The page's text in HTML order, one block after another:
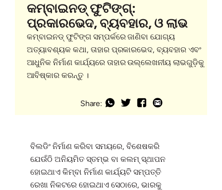
କମ୍ବାଇନଡ୍ ଫୁଟିଙ୍ଗ୍:
ପ୍ରକାରଭେଦ, ବ୍ୟବହାର, ଓ ଲାଭ
କମ୍ବାଇନଡ୍ ଫୁଟିଙ୍ଗ ସମ୍ପର୍କରେ ଜାଣିବା ଯୋଗ୍ୟ
ଅତ୍ୟାବଶ୍ୟକ କଥା, ତାହାର ପ୍ରକାରଭେଦ, ବ୍ୟବହାର ଏବଂ
ଆଧୁନିକ ନିର୍ମାଣ କାର୍ଯ୍ୟରେ ତାହାର ଉଲ୍ଲେଖନୀୟ ଲାଭଗୁଡ଼ିକୁ
ଆବିଷ୍କାର କରନ୍ତୁ ।
Share:
ବିଲଡିଂ ନିର୍ମାଣ କରିବା ସମୟରେ, ବିଶେଷକରି
ଯେଉଁଠି ଅନିୟମିତ ସ୍ତମ୍ଭ ବା କଲମ୍ ସ୍ଥାପନ
ହୋଇଥାଏ କିମ୍ବା ନିର୍ମାଣ କାର୍ଯ୍ୟଟି ସମ୍ପତ୍ତି
ରେଖା ନିକଟରେ ହୋଇଥାଏ ସେଠାରେ, ଭାରକୁ